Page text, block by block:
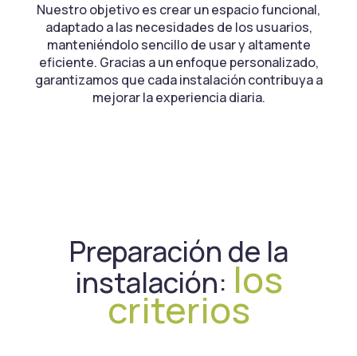
Nuestro objetivo es crear un espacio funcional,
adaptado a las necesidades de los usuarios,
manteniéndolo sencillo de usar y altamente
eficiente. Gracias a un enfoque personalizado,
garantizamos que cada instalación contribuya a
mejorar la experiencia diaria.
Preparación de la
instalación: los
criterios